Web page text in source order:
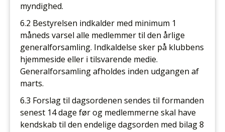
myndighed.
6.2 Bestyrelsen indkalder med minimum 1
måneds varsel alle medlemmer til den årlige
generalforsamling. Indkaldelse sker på klubbens
hjemmeside eller i tilsvarende medie.
Generalforsamling afholdes inden udgangen af
marts.
6.3 Forslag til dagsordenen sendes til formanden
senest 14 dage før og medlemmerne skal have
kendskab til den endelige dagsorden med bilag 8